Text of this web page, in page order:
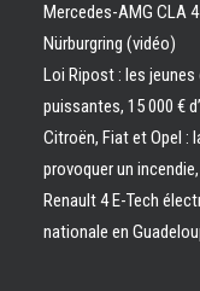
Mercedes-AMG CLA
Nürburgring (vidéo)
Loi Ripost : les
puissantes, 15 000 €
Citroën, Fiat et Opel :
provoquer un
Renault 4 E-Tech
nationale en